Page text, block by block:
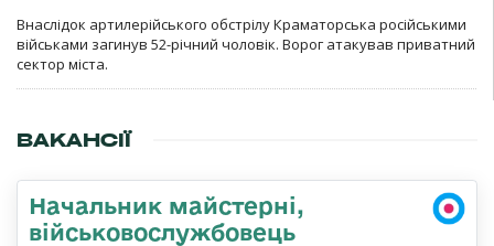
Внаслідок артилерійського обстрілу Краматорська російськими
військами загинув 52-річний чоловік. Ворог атакував приватний
сектор міста.
ВАКАНСІЇ
Начальник майстерні,
військовослужбовець